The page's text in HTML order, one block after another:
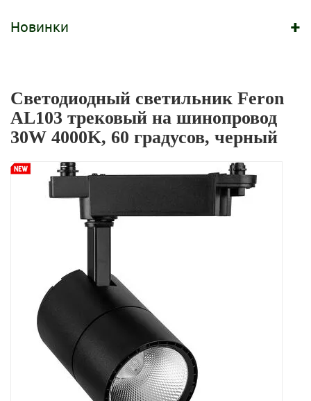
Новинки +
Светодиодный светильник Feron
AL103 трековый на шинопровод
30W 4000K, 60 градусов, черный